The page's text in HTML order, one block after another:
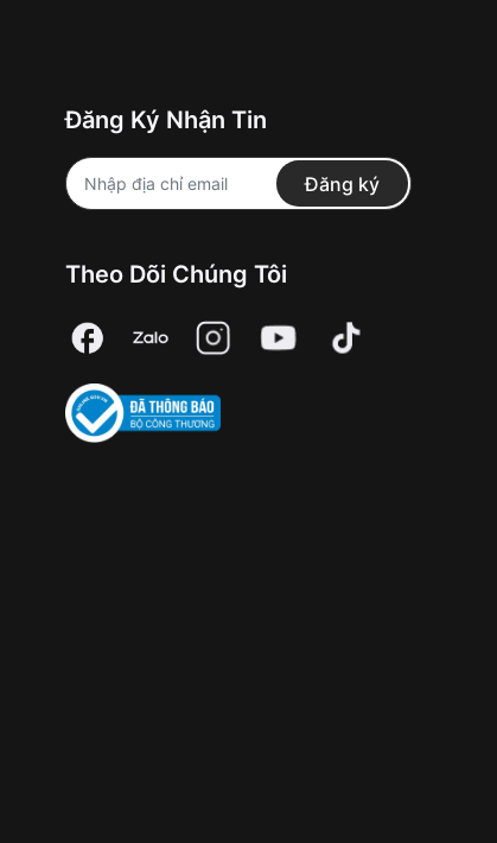
Đăng Ký Nhận Tin
Đăng ký
Theo Dõi Chúng Tôi